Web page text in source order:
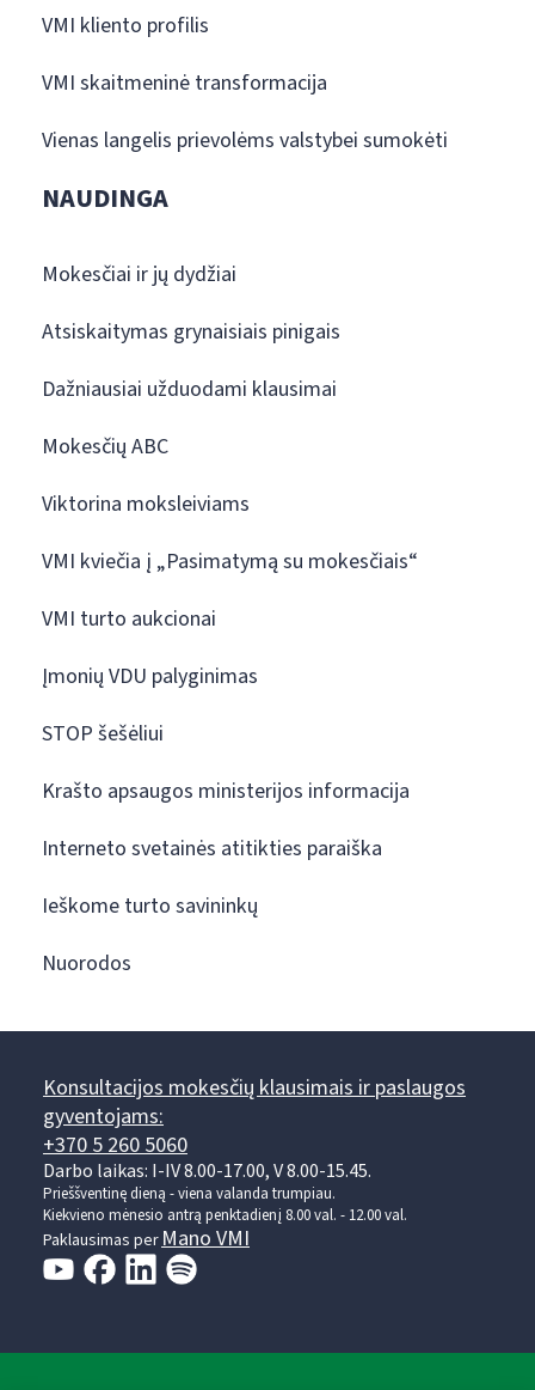
VMI kliento profilis
VMI skaitmeninė transformacija
Vienas langelis prievolėms valstybei sumokėti
NAUDINGA
Mokesčiai ir jų dydžiai
Atsiskaitymas grynaisiais pinigais
Dažniausiai užduodami klausimai
Mokesčių ABC
Viktorina moksleiviams
VMI kviečia į „Pasimatymą su mokesčiais“
VMI turto aukcionai
Įmonių VDU palyginimas
STOP šešėliui
Krašto apsaugos ministerijos informacija
Interneto svetainės atitikties paraiška
Ieškome turto savininkų
Nuorodos
Konsultacijos mokesčių klausimais ir paslaugos
gyventojams:
+370 5 260 5060
Darbo laikas: I-IV 8.00-17.00, V 8.00-15.45.
Prieššventinę dieną - viena valanda trumpiau.
Kiekvieno mėnesio antrą penktadienį 8.00 val. - 12.00 val.
Paklausimas per Mano VMI